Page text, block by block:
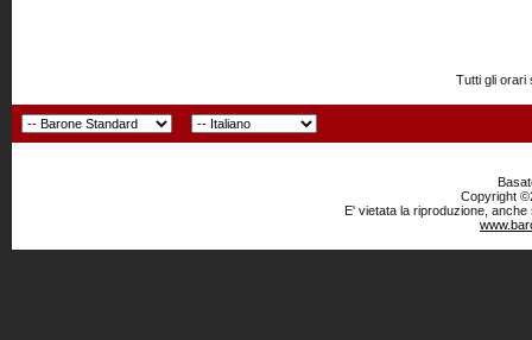
Tutti gli orari
Copyright
E' vietata la riproduzione,